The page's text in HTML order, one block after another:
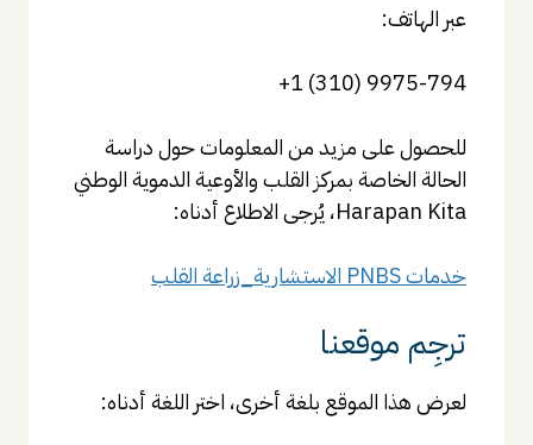
عبر الهاتف:
9975-794 (310) 1+
للحصول على مزيد من المعلومات حول دراسة
الحالة الخاصة بمركز القلب والأوعية الدموية الوطني
Harapan Kita، يُرجى الاطلاع أدناه:
خدمات PNBS الاستشارية_زراعة القلب
ترجِم موقعنا
لعرض هذا الموقع بلغة أخرى، اختر اللغة أدناه: